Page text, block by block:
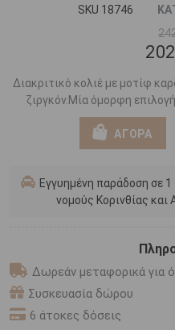
SKU 18746
Διακριτικό κολιέ με μοτίφ
ζιργκόν.Μία όμορφη
ΑΓΟΡΑ
Εγγυημένη παράδοση σε 1
νομούς Κορινθίας
Δωρεάν μεταφορικά για
Συσκευασία δώρου
6 άτοκες δόσεις